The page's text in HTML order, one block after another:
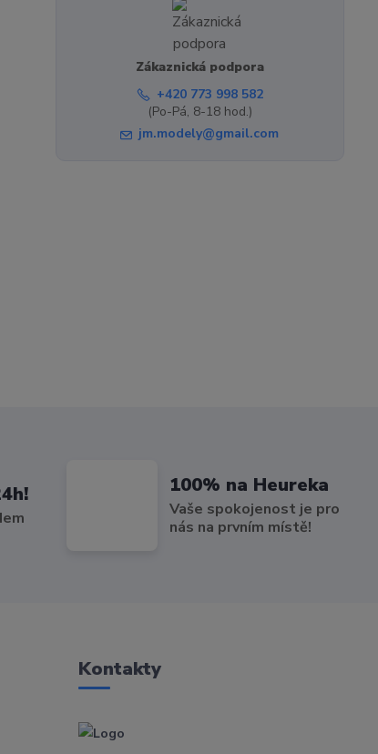
Zákaznická podpora
+420 773 998 582
(Po-Pá, 8-18 hod.)
jm.modely@gmail.com
100% na Heureka
Vaše spokojenost je pro
nás na prvním místě!
Kontakty